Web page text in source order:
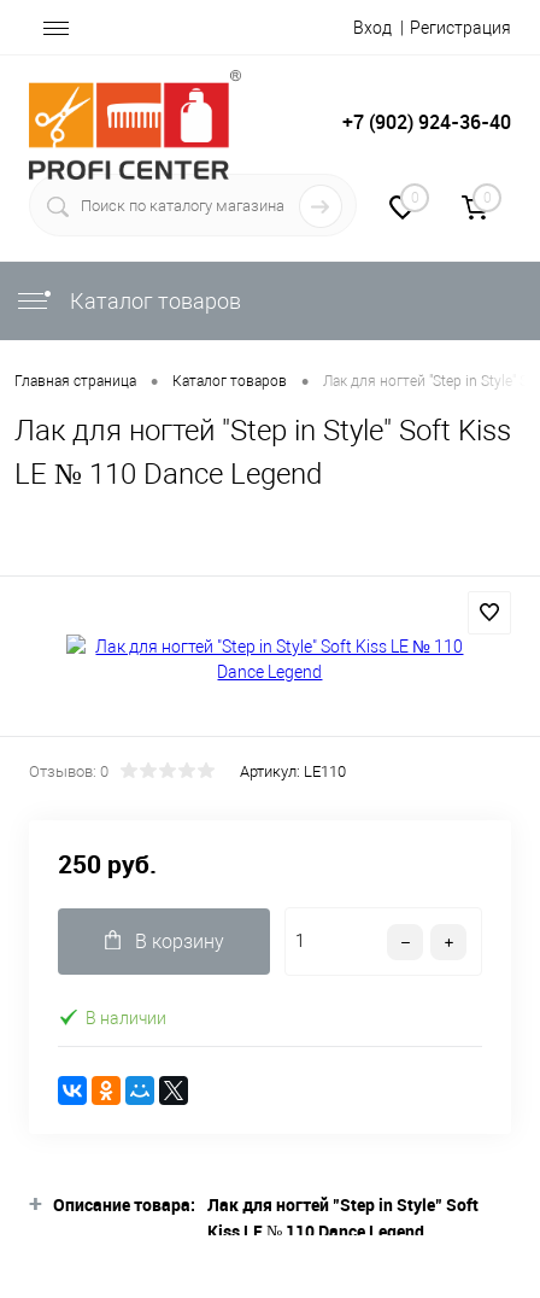
Вход Регистрация
+7 (902) 924-36-40
0 0
Каталог товаров
Главная страница • Каталог товаров • Лак для ногтей "Step in Style"
Лак для ногтей "Step in Style" Soft Kiss
LE № 110 Dance Legend
Отзывов: 0 Артикул: LE110
250 руб.
В корзину
В наличии
+ Описание товара: Лак для ногтей "Step in Style" Soft
Kiss LE № 110 Dance Legend